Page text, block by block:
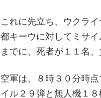
これに先立ち、ウクラ
都キーウに対してミサ
までに、死者が１１名
空軍は、８時３０分時
イル２９弾と無人機１